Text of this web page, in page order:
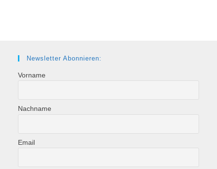
Newsletter Abonnieren:
Vorname
Nachname
Email